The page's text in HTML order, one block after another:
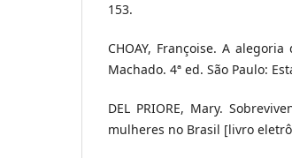
153.
CHOAY, Françoise. A
Machado. 4ª ed. São Paulo:
DEL PRIORE, Mary.
mulheres no Brasil [livro